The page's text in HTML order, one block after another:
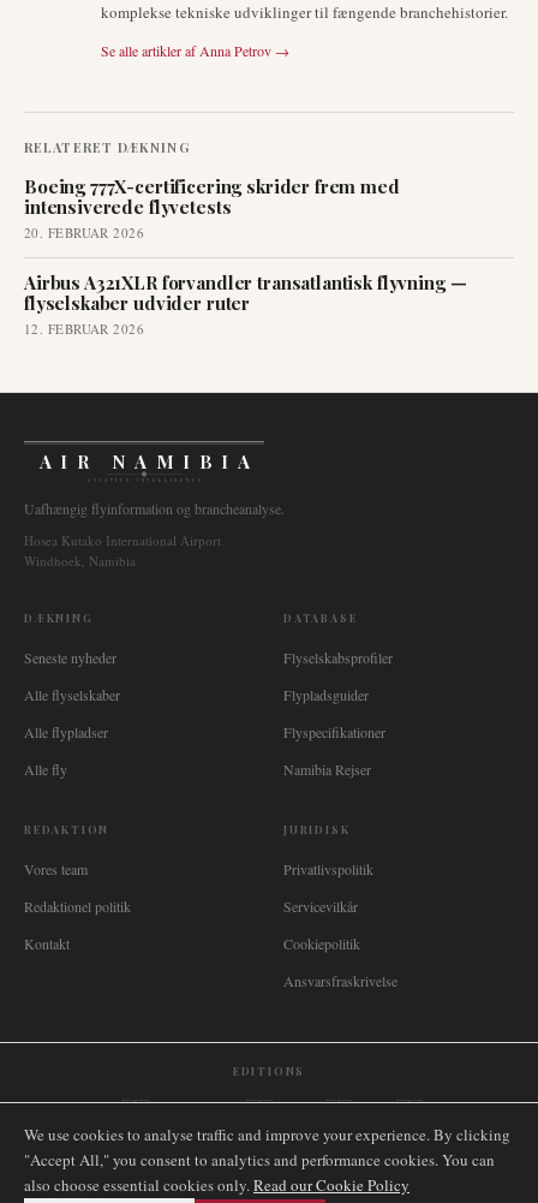
komplekse tekniske udviklinger til fængende branchehistorier.
Se alle artikler af Anna Petrov →
RELATERET DÆKNING
Boeing 777X-certificering skrider frem med
intensiverede flyvetests
20. FEBRUAR 2026
Airbus A321XLR forvandler transatlantisk flyvning —
flyselskaber udvider ruter
12. FEBRUAR 2026
AIR NAMIBIA
AVIATION INTELLIGENCE
Uafhængig flyinformation og brancheanalyse.
Hosea Kutako International Airport
Windhoek, Namibia
DÆKNING
Seneste nyheder
Alle flyselskaber
Alle flypladser
Alle fly
DATABASE
Flyselskabsprofiler
Flypladsguider
Flyspecifikationer
Namibia Rejser
REDAKTION
Vores team
Redaktionel politik
Kontakt
JURIDISK
Privatlivspolitik
Servicevilkår
Cookiepolitik
Ansvarsfraskrivelse
EDITIONS
🌐 International🇬🇧 United Kingdom🇦🇺 Australia🇨🇦 Canada🇳🇿 New Zealand
🇿🇦 South Africa🇸🇬 Singapore 🇩🇪 Deutschland🇳🇱 Nederland🇫🇷 France
🇮🇹 Italia🇪🇸 España 🇧🇷 Brasil🇸🇪 Sverige🇳🇴 Norge🇩🇰 Danmark
We use cookies to analyse traffic and improve your experience. By clicking
"Accept All," you consent to analytics and performance cookies. You can
also choose essential cookies only.Read our Cookie Policy